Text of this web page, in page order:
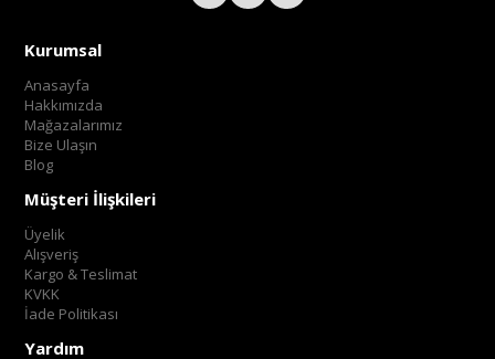
Kurumsal
Anasayfa
Hakkımızda
Mağazalarımız
Bize Ulaşın
Blog
Müşteri İlişkileri
Üyelik
Alışveriş
Kargo & Teslimat
KVKK
İade Politikası
Yardım